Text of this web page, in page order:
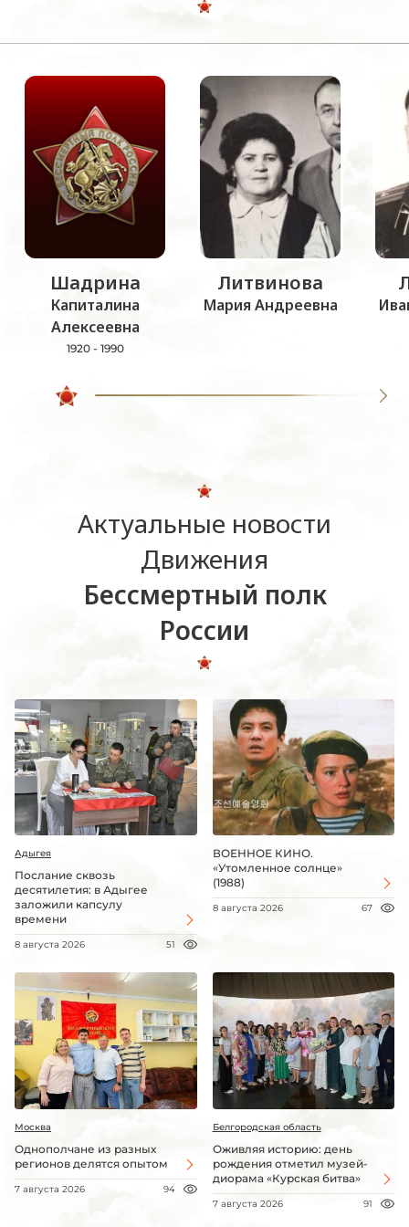
Шадрина
Капиталина
Алексеевна
1920 - 1990
Литвинова
Мария Андреевна
Актуальные новости
Движения
Бессмертный полк
России
Адыгея
Послание сквозь
десятилетия: в Адыгее
заложили капсулу
времени
8 августа 2026 51
ВОЕННОЕ КИНО.
«Утомленное солнце»
(1988)
8 августа 2026 67
Москва
Однополчане из разных
регионов делятся опытом
7 августа 2026 94
Белгородская область
Оживляя историю: день
рождения отметил музей-
диорама «Курская битва»
7 августа 2026 91